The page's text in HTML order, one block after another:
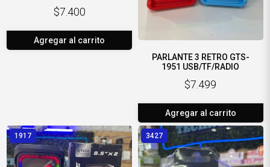
$7.400
Agregar al carrito
PARLANTE 3 RETRO GTS-
1951 USB/TF/RADIO
$7.499
Agregar al carrito
1917 3427